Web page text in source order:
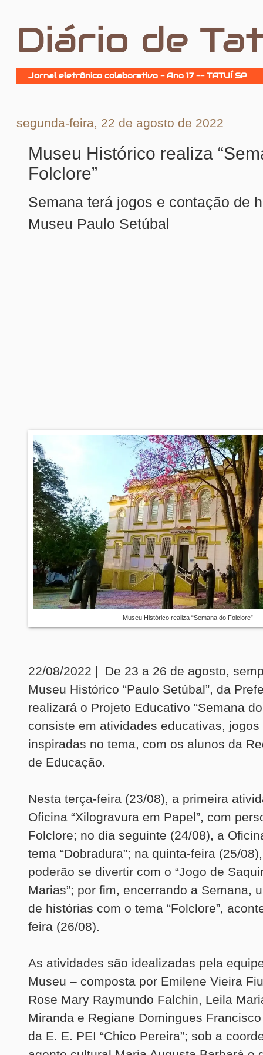
Diário de
Jornal eletrônico colaborativo - Ano 17 -- TATUÍ SP
segunda-feira, 22 de agosto de 2022
Museu Histórico realiza
Folclore”
Semana terá jogos e contação de
Museu Paulo Setúbal
Museu Histórico realiza “Semana do Folclore”
22/08/2022 | De 23 a 26 de agosto,
Museu Histórico “Paulo Setúbal”, da
realizará o Projeto Educativo “Semana
consiste em atividades educativas,
inspiradas no tema, com os alunos da
de Educação.
Nesta terça-feira (23/08), a primeira
Oficina “Xilogravura em Papel”, com
Folclore; no dia seguinte (24/08), a
tema “Dobradura”; na quinta-feira (25/
poderão se divertir com o “Jogo de
Marias”; por fim, encerrando a Semana,
de histórias com o tema “Folclore”,
feira (26/08).
As atividades são idealizadas pela
Museu – composta por Emilene Vieira
Rose Mary Raymundo Falchin, Leila
Miranda e Regiane Domingues
da E. E. PEI “Chico Pereira”; sob a